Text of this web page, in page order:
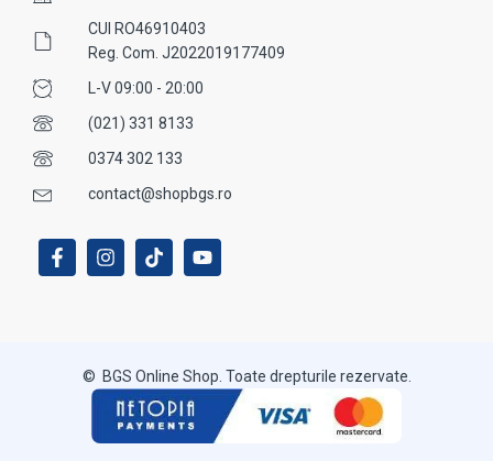
CUI RO46910403
Reg. Com. J2022019177409
L-V 09:00 - 20:00
(021) 331 8133
0374 302 133
contact@shopbgs.ro
© BGS Online Shop. Toate drepturile rezervate.